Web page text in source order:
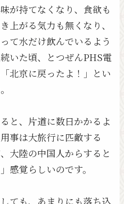
が持てなくなり、食欲も
上がる気力も無くなり、
て水だけ飲んでいるよう
いた頃、とつぜんPHS電
北京に戻ったよ！」とい
と、片道に数日かかるよ
事は大旅行に匹敵する
大陸の中国人からすると
感覚らしいのです。
ても、あまりにも落ち込